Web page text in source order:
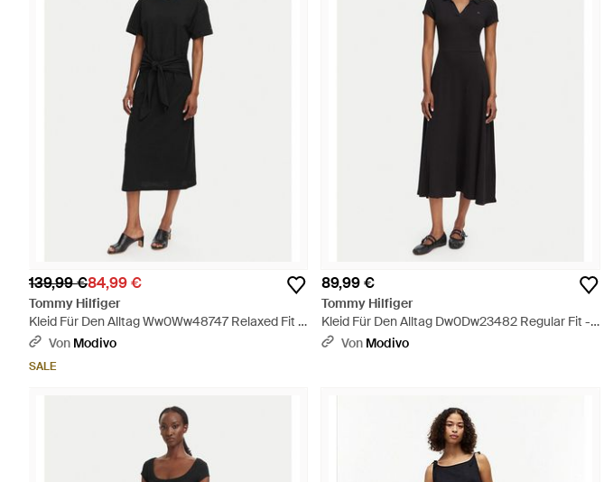
139,99 €84,99 €
Tommy Hilfiger
Kleid Für Den Alltag Ww0Ww48747 Relaxed Fit -
Schwarz
Von Modivo
SALE
89,99 €
Tommy Hilfiger
Kleid Für Den Alltag Dw0Dw23482 Regular Fit -
Schwarz
Von Modivo